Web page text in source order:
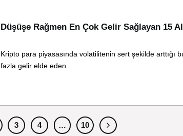
Düşüşe Rağmen En Çok Gelir Sağlayan 15
Kripto para piyasasında volatilitenin sert şekilde arttığı
fazla gelir elde eden
3 4 … 10